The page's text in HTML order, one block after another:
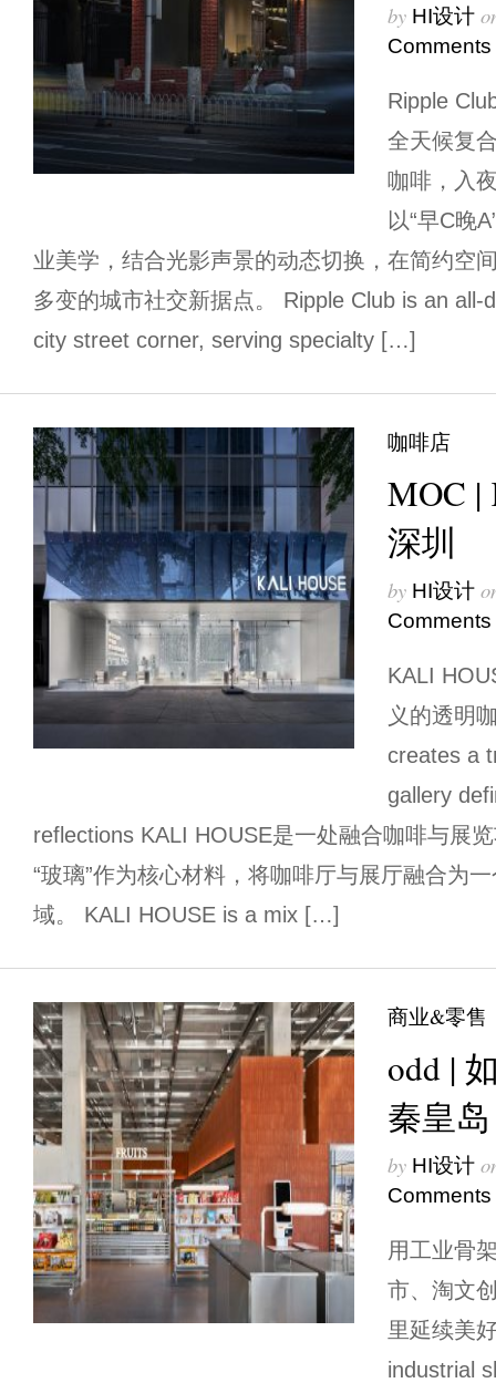
by HI设计
Comments
Ripple
全天候复
咖啡，入
以“早C晚
业美学，结合光影声景的动态切换，在简约空
多变的城市社交新据点。 Ripple Club is an all-
city street corner, serving specialty […]
咖啡店
MOC |
深圳
by HI设计
Comments
KALI
义的透明
creates a
gallery
reflections KALI HOUSE是一处融合咖啡与展
“玻璃”作为核心材料，将咖啡厅与展厅融合为
域。 KALI HOUSE is a mix […]
商业&零售
odd |
秦皇岛
by HI设计
Comments
用工业骨
市、淘文
里延续美
industrial